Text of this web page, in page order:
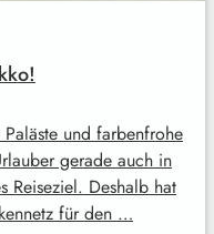
und farbenfrohe
gerade auch in
Reiseziel. Deshalb hat
für den …